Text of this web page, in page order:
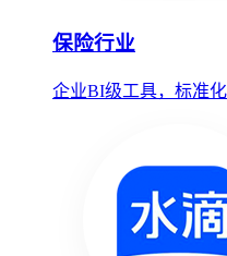
保险行业
企业BI级工具，标准